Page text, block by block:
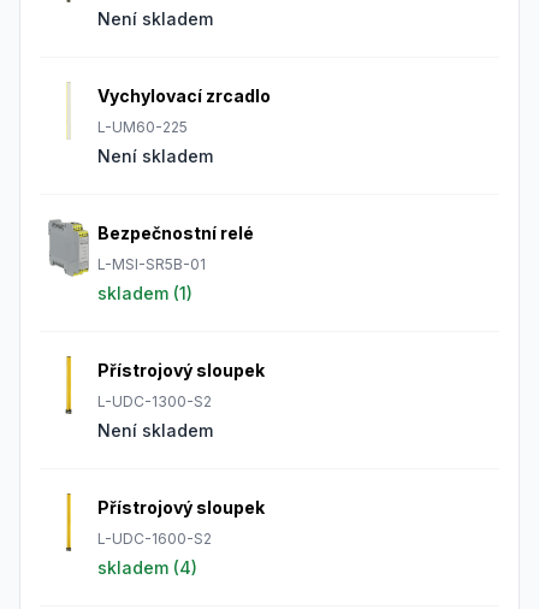
Není skladem
Vychylovací zrcadlo
L-UM60-225
Není skladem
Bezpečnostní relé
L-MSI-SR5B-01
skladem (1)
Přístrojový sloupek
L-UDC-1300-S2
Není skladem
Přístrojový sloupek
L-UDC-1600-S2
skladem (4)